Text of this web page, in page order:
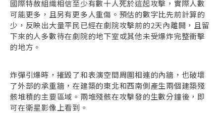
國際特赦組織相信至少有數十人死於這起攻擊，實際人數
可能更多，且另有更多人重傷。預估的數字比先前計算的
少，反映出大量平民已經在劇院攻擊前的2天內離開，且留
下來的人多數待在劇院的地下室或其他未受爆炸完整衝擊
的地方。
炸彈引爆時，摧毀了和表演空間周圍相連的內牆，也破壞
了外部的承重牆，在建築的東北和西南側產生兩個建築殘
骸堆積的主要區域。兩堆殘骸在攻擊發的生數分鐘後，即
可在衛星影像上看到。